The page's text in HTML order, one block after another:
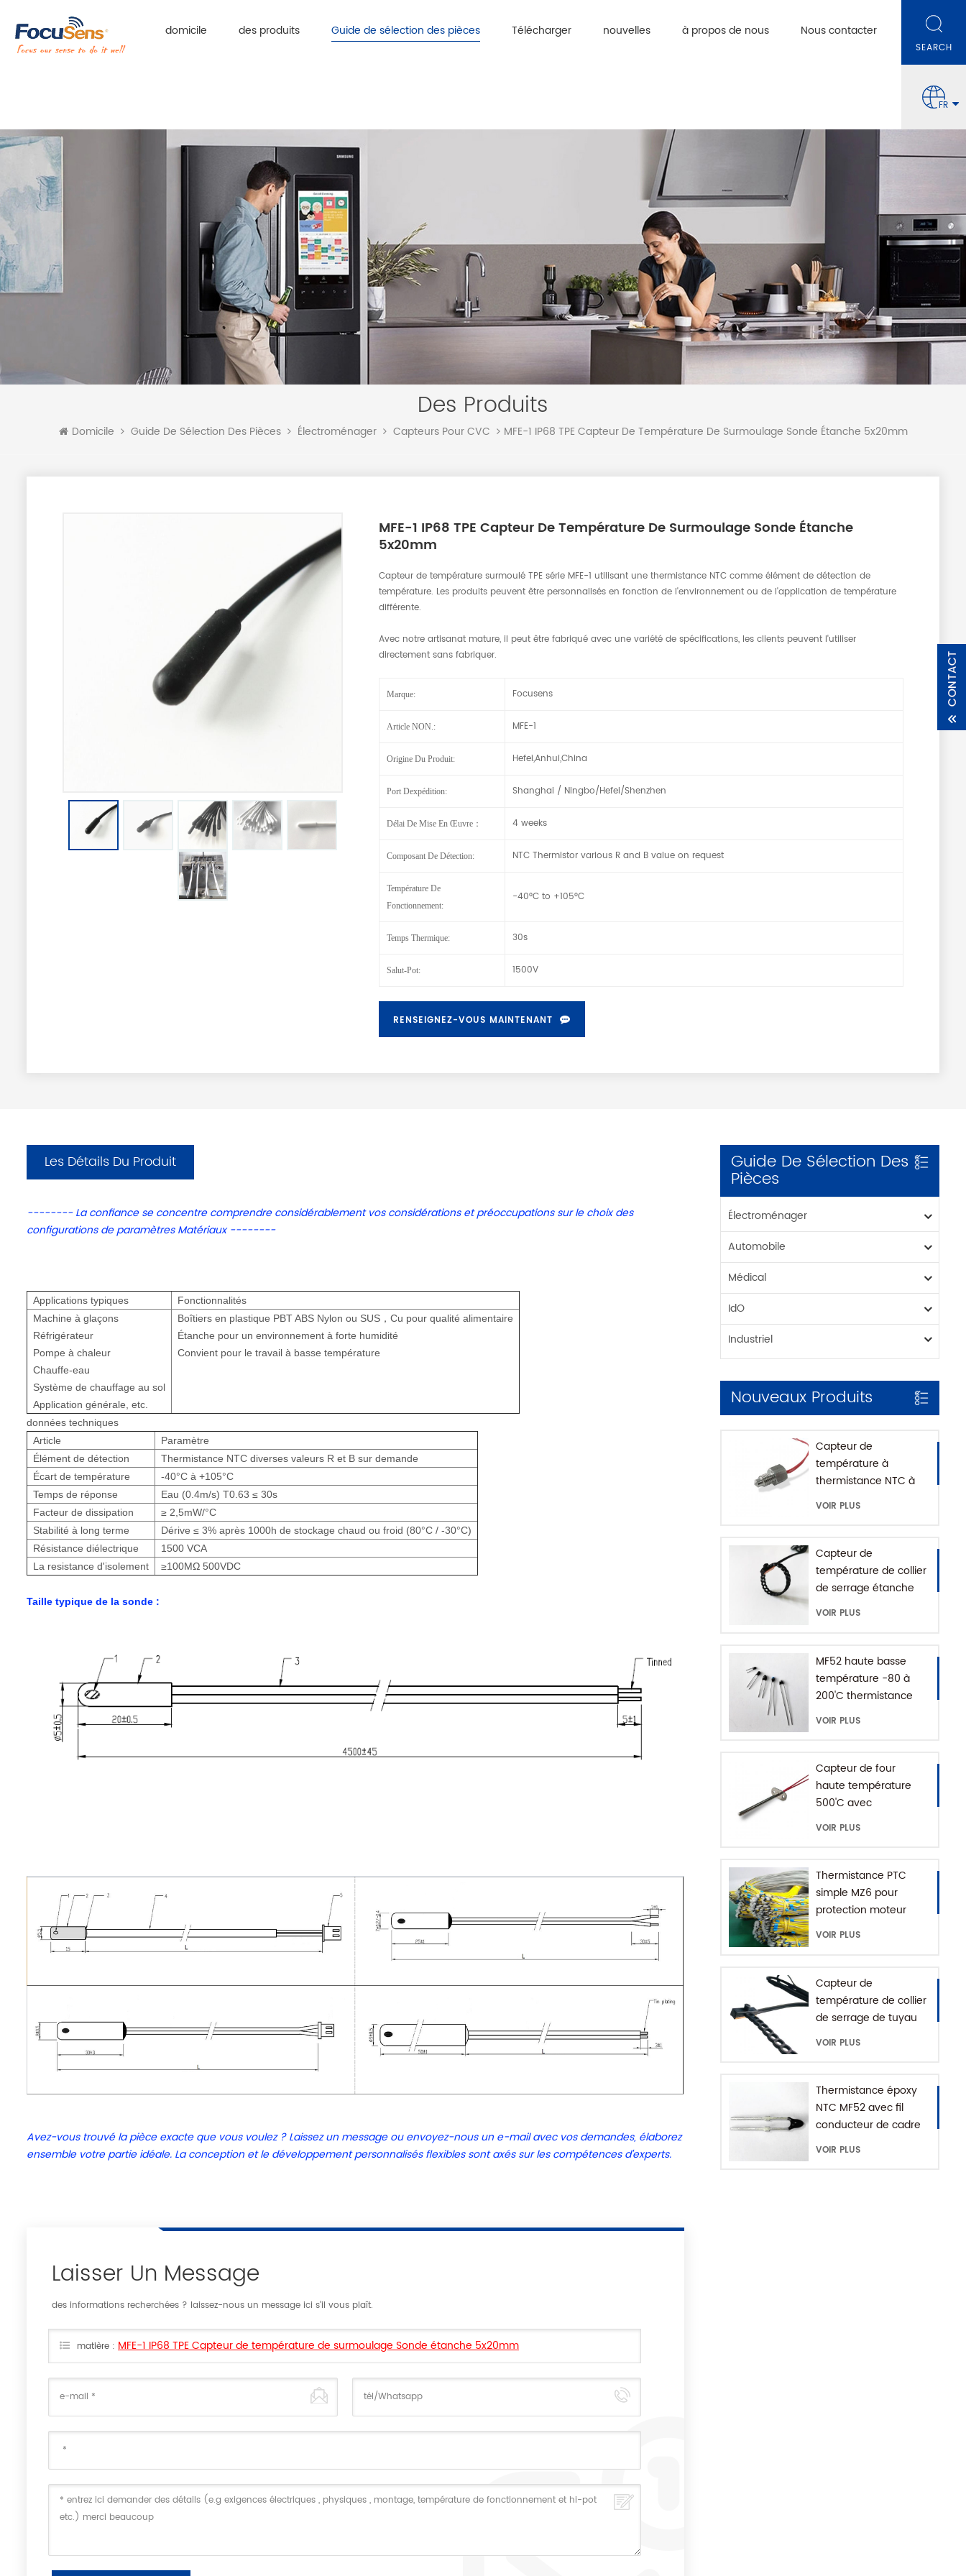
domicile des produits Guide de sélection des pièces Télécharger nouvelles à propos de nous Nous contacter
FR
Des Produits
Domicile Guide De Sélection Des Pièces Électroménager Capteurs Pour CVC MFE-1 IP68 TPE Capteur De Température De Surmoulage Sonde Étanche 5x20mm
MFE-1 IP68 TPE Capteur De Température De Surmoulage Sonde Étanche
5x20mm
Capteur de température surmoulé TPE série MFE-1 utilisant une thermistance NTC comme élément de détection de
température. Les produits peuvent être personnalisés en fonction de l'environnement ou de l'application de température
différente.
Avec notre artisanat mature, il peut être fabriqué avec une variété de spécifications, les clients peuvent l'utiliser
directement sans fabriquer.
Marque: Focusens
Article NON.: MFE-1
Origine Du Produit: Hefei,Anhui,China
Port Dexpédition: Shanghai / Ningbo/Hefei/Shenzhen
Délai De Mise En Œuvre： 4 weeks
Composant De Détection: NTC Thermistor various R and B value on request
Température De
Fonctionnement:
-40°C to +105°C
Temps Thermique: 30s
Salut-Pot: 1500V
RENSEIGNEZ-VOUS MAINTENANT
Guide De Sélection Des
Pièces
Électroménager
Automobile
Médical
IdO
Industriel
Nouveaux Produits
Capteur de
température à
thermistance NTC à
montage fileté pour
VOIR PLUS
Capteur de
température de collier
de serrage étanche
IP68
VOIR PLUS
MF52 haute basse
température -80 à
200'C thermistance
époxy NTC
VOIR PLUS
Capteur de four
haute température
500'C avec
connecteur de terre
VOIR PLUS
Thermistance PTC
simple MZ6 pour
protection moteur
avec plage +60-180'C
VOIR PLUS
Capteur de
température de collier
de serrage de tuyau
d'eau série MFE-1
VOIR PLUS
Thermistance époxy
NTC MF52 avec fil
conducteur de cadre
VOIR PLUS
Les Détails Du Produit
-------- La confiance se concentrecomprendreconsidérablementvos considérations et préoccupations sur lechoixdes
configurations de paramètres Matériaux--------
Applications typiques
Fonctionnalités
Machine à glaçons
Réfrigérateur
Pompe à chaleur
Chauffe-eau
Système de chauffage au sol
Application générale, etc.
Boîtiers en plastique PBT ABS Nylon ou SUS，Cu pour qualité alimentaire
Étanche pour un environnement à forte humidité
Convient pour le travail à basse température
données techniques
Article
Paramètre
Élément de détection
Thermistance NTC diverses valeurs R et B sur demande
Écart de température
-40°C à +105°C
Temps de réponse
Eau (0.4m/s) T0.63 ≤ 30s
Facteur de dissipation
≥ 2,5mW/°C
Stabilité à long terme
Dérive ≤ 3% après 1000h de stockage chaud ou froid (80°C / -30°C)
Résistance diélectrique
1500 VCA
La resistance d'isolement
≥100MΩ 500VDC
Taille typique de la sonde :
Avez-vous trouvé la pièce exacte que vous voulez ? Laissez un message ou envoyez-nous un e-mail avec vos demandes, élaborez
ensemble votre partie idéale. La conception et le développement personnalisés flexibles sont axés sur les compétences d'experts.
Laisser Un Message
des informations recherchées ? laissez-nous un message ici s'il vous plaît.
matière :MFE-1 IP68 TPE Capteur de température de surmoulage Sonde étanche 5x20mm